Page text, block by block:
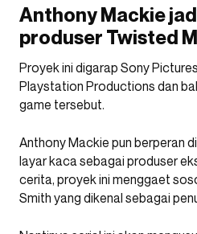
Anthony Mackie
produser Twisted
Proyek ini digarap Sony
Playstation Productions dan
game tersebut.
Anthony Mackie pun berperan
layar kaca sebagai produser
cerita, proyek ini menggaet
Smith yang dikenal sebagai